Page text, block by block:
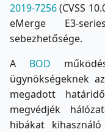
2019-7256(CVSS
eMerge E3-
sebezhetősége.
A BOD
ügynökségeknek
megadott
megvédjék
hibákat